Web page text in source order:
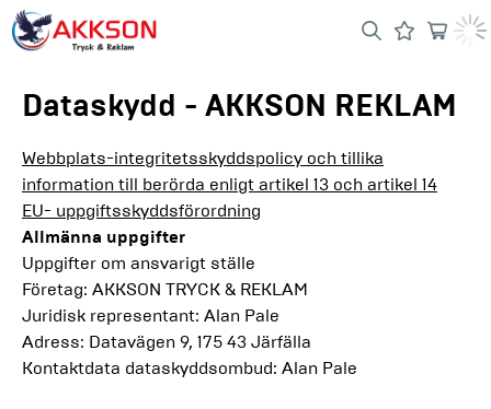
Dataskydd - AKKSON REKLAM
Webbplats-integritetsskyddspolicy och tillika
information till berörda enligt artikel 13 och artikel 14
EU- uppgiftsskyddsförordning
Allmänna uppgifter
Uppgifter om ansvarigt ställe
Företag: AKKSON TRYCK & REKLAM
Juridisk representant: Alan Pale
Adress: Datavägen 9, 175 43 Järfälla
Kontaktdata dataskyddsombud: Alan Pale